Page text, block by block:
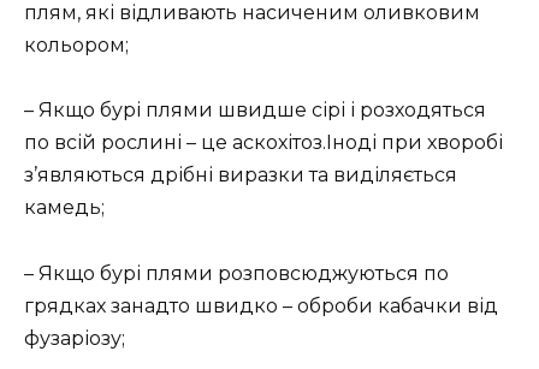
плям, які відливають насиченим оливковим
кольором;
– Якщо бурі плями швидше сірі і розходяться
по всій рослині – це аскохітоз.Іноді при хворобі
з’являються дрібні виразки та виділяється
камедь;
– Якщо бурі плями розповсюджуються по
грядках занадто швидко – оброби кабачки від
фузаріозу;